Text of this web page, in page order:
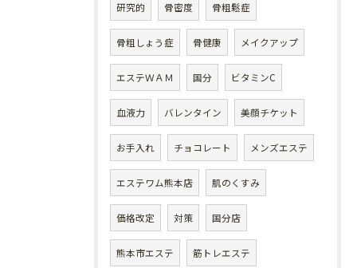
研究的 骨密度 骨粗鬆症
骨粗しょう症 骨健康 メイクアップ
エステＷＡＭ 国分 ビタミンC
血液力 バレンタイン 美顔チケット
お手入れ チョコレート メンズエステ
エステワム熊本店 肌のくすみ
価格改定 対策 国分店
熊本市エステ 筋トレエステ